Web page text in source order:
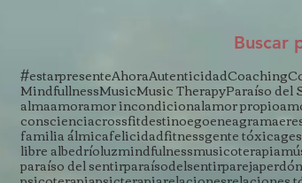
Buscar
#estarpresenteAhoraAutenticidadCoaching
MindfullnessMusicMusic TherapyParaíso del
almaamoramor incondicionalamor propio
conscienciacrossfitdestinoegoeneagrama
familia álmicafelicidadfitnessgente tóxica
libre albedríoluzmindfulnessmusicoterapia
paraíso del sentirparaísodelsentirparejaperdón